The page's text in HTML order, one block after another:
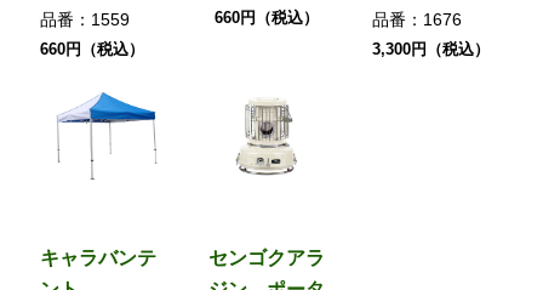
品番： 1559
660円（税込）
660円（税込） 品番： 1676
3,300円（税込）
キャラバンテ
センゴクアラ